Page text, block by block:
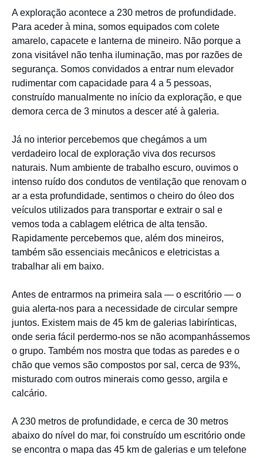
A exploração acontece a 230 metros de profundidade.
Para aceder à mina, somos equipados com colete
amarelo, capacete e lanterna de mineiro. Não porque a
zona visitável não tenha iluminação, mas por razões de
segurança. Somos convidados a entrar num elevador
rudimentar com capacidade para 4 a 5 pessoas,
construído manualmente no início da exploração, e que
demora cerca de 3 minutos a descer até à galeria.
Já no interior percebemos que chegámos a um
verdadeiro local de exploração viva dos recursos
naturais. Num ambiente de trabalho escuro, ouvimos o
intenso ruído dos condutos de ventilação que renovam o
ar a esta profundidade, sentimos o cheiro do óleo dos
veículos utilizados para transportar e extrair o sal e
vemos toda a cablagem elétrica de alta tensão.
Rapidamente percebemos que, além dos mineiros,
também são essenciais mecânicos e eletricistas a
trabalhar ali em baixo.
Antes de entrarmos na primeira sala — o escritório — o
guia alerta-nos para a necessidade de circular sempre
juntos. Existem mais de 45 km de galerias labirínticas,
onde seria fácil perdermo-nos se não acompanhássemos
o grupo. Também nos mostra que todas as paredes e o
chão que vemos são compostos por sal, cerca de 93%,
misturado com outros minerais como gesso, argila e
calcário.
A 230 metros de profundidade, e cerca de 30 metros
abaixo do nível do mar, foi construído um escritório onde
se encontra o mapa das 45 km de galerias e um telefone